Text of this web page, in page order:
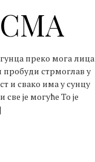
преко мога лица
стрмоглав у
и свако има у сунцу
је могуће То је